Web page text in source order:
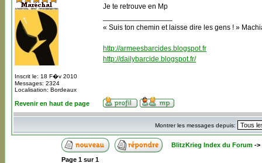
Inscrit le: 18 F�v 2010
Messages: 2324
Localisation: Bordeaux
Je te retrouve en Mp
« Suis ton chemin et laisse dire les gens ! »
http://armeesbarcides.blogspot.fr
http://dailybarcide.blogspot.fr/
Revenir en haut de page
Montrer les messages depuis:
BlitzKrieg Index du Forum->
Page 1sur1